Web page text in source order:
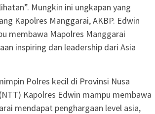
Mungkin ini ungkapan yang
Kapolres Manggarai, AKBP. Edwin
membawa Mapolres Manggarai
inspiring dan leadership dari Asia
Polres kecil di Provinsi Nusa
Kapolres Edwin mampu membawa
mendapat penghargaan level asia,